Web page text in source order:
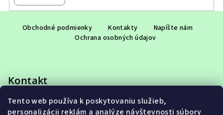
Tento web používa k poskytovaniu služieb,
personalizácii reklám a analýze návštevnosti súbory
i
Obchodné podmienky Kontakty
Napíšte nám
Ochrana osobných údajov
Kontakt
eshop@adet.sk